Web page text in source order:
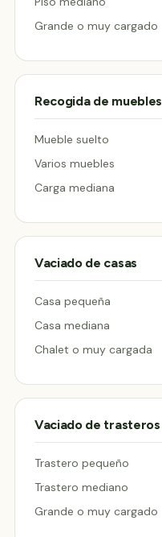
Grande o muy cargado
Recogida de muebles
Mueble suelto
Varios muebles
Carga mediana
Vaciado de casas
Casa pequeña
Casa mediana
Chalet o muy cargada
Vaciado de trasteros
Trastero pequeño
Trastero mediano
Grande o muy cargado